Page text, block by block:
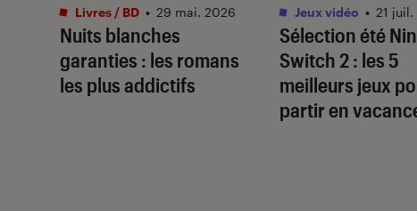
Nuits blanches
garanties : les romans
les plus addictifs
Livres / BD • 29 mai. 2026
Sélection été
Switch 2 : les 5
meilleurs jeux
partir en
Jeux vidéo • 21